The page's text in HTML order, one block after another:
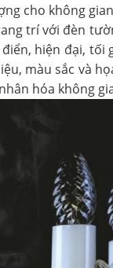
cho không
trívới đèn
hiện đại, tối
màu sắc và
hóa không